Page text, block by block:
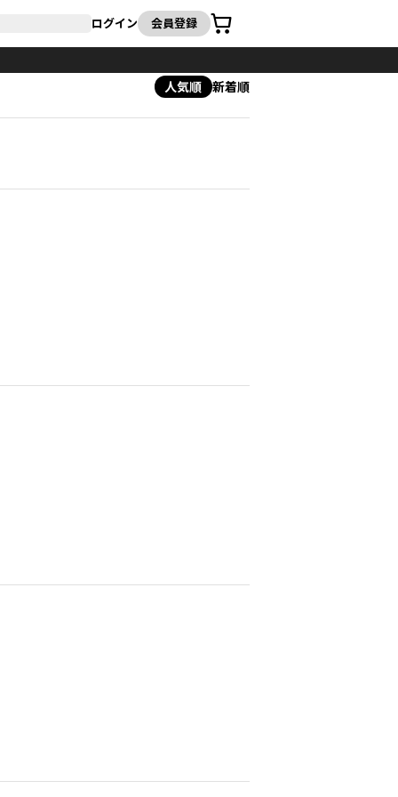
ログイン 会員登録
カート
人気順 新着順